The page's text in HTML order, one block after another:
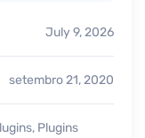
July 9, 2026
setembro 21, 2020
, Plugins